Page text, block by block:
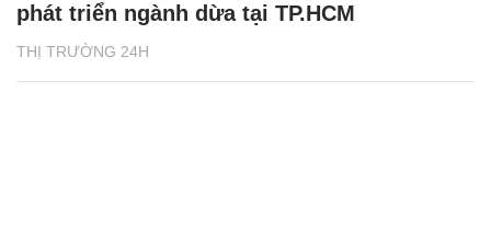
THỊ TRƯỜNG 24H
phát triển ngành dừa tại TP.HCM